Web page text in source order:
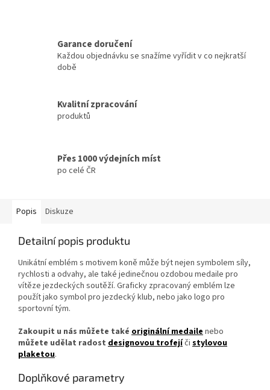
Garance doručení
Každou objednávku se snažíme vyřídit v co nejkratší
době
Kvalitní zpracování
produktů
Přes 1000 výdejních míst
po celé ČR
Popis Diskuze
Detailní popis produktu
Unikátní emblém s motivem koně může být nejen symbolem síly,
rychlosti a odvahy, ale také jedinečnou ozdobou medaile pro
vítěze jezdeckých soutěží. Graficky zpracovaný emblém lze
použít jako symbol pro jezdecký klub, nebo jako logo pro
sportovní tým.
Zakoupit u nás můžete také originální medailenebo
můžete udělat radost designovou trofejíči stylovou
plaketou.
Doplňkové parametry